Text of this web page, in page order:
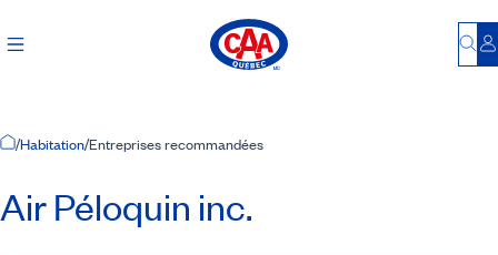
Accueil
/Habitation/Entreprises recommandées
Air Péloquin inc.